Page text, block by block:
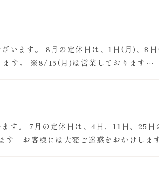
います。 8月の定休日は、1日(月)、8日
ます。 ※8/15(月)は営業しております…
す。 7月の定休日は、4日、11日、25日
す お客様には大変ご迷惑をおかけしま